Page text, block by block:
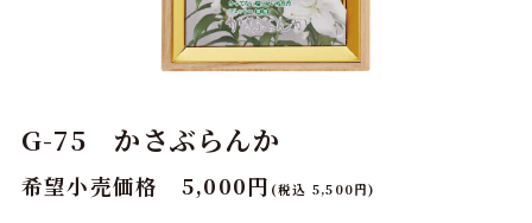
G-75 かさぶらんか
希望小売価格 5,000円 (税込 5,500円)